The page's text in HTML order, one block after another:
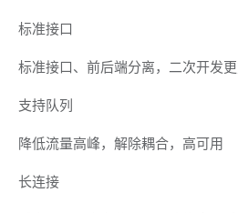
标准接口
标准接口、前后端分离，二次开发
支持队列
降低流量高峰，解除耦合，高可用
长连接